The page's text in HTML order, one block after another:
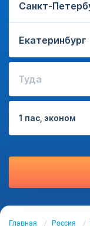
Туда
1 пас, эконом
Главная Россия